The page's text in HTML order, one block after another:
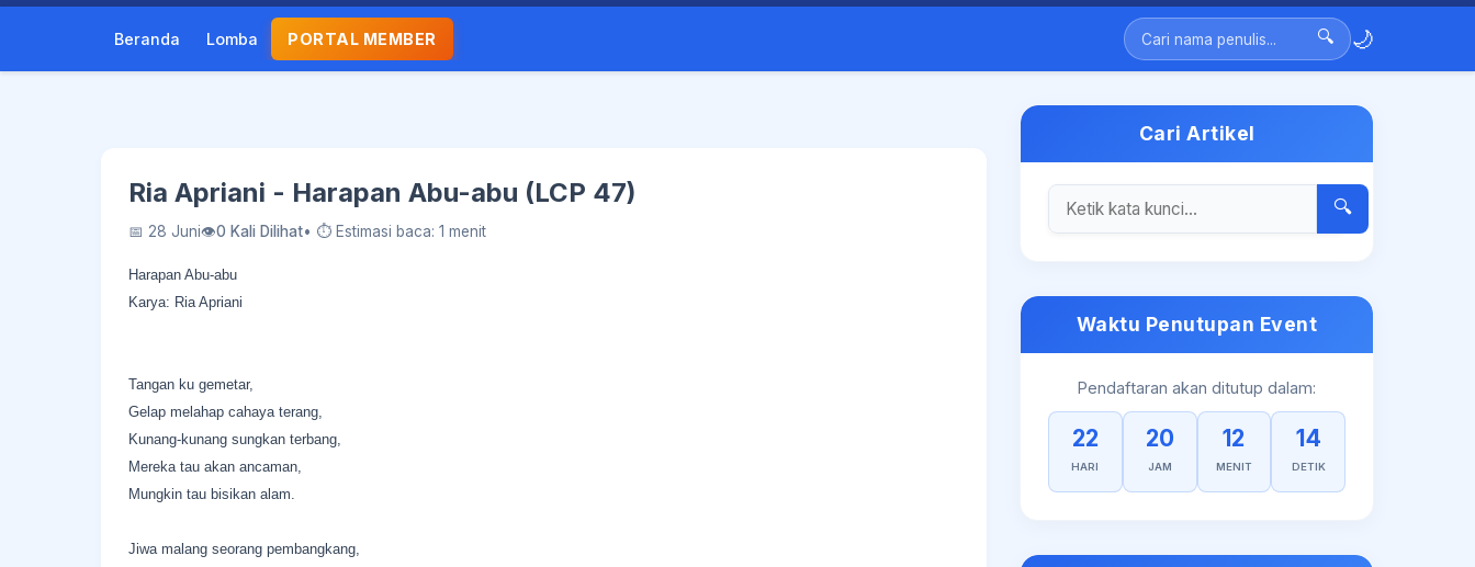
Beranda Lomba PORTAL MEMBER 🔍 🌙
Ria Apriani - Harapan Abu-abu (LCP 47)
📅 28 Juni👁0 Kali Dilihat• ⏱ Estimasi baca: 1 menit
Harapan Abu-abu
Karya: Ria Apriani
Tangan ku gemetar,
Gelap melahap cahaya terang,
Kunang-kunang sungkan terbang,
Mereka tau akan ancaman,
Mungkin tau bisikan alam.
Jiwa malang seorang pembangkang,
Cari Artikel
🔍
Waktu Penutupan Event
Pendaftaran akan ditutup dalam:
22
HARI
20
JAM
12
MENIT
14
DETIK